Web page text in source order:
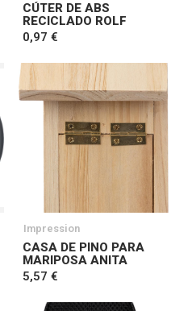
CÚTER DE ABS
RECICLADO ROLF
0,97 €
Impression
CASA DE PINO PARA
MARIPOSA ANITA
5,57 €